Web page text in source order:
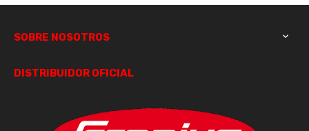
SOBRE NOSOTROS 
DISTRIBUIDOR OFICIAL